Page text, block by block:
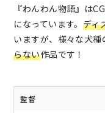
『わんわん物語』は
になっています。 ディ
いますが、様々な犬種
らない作品です！
監督